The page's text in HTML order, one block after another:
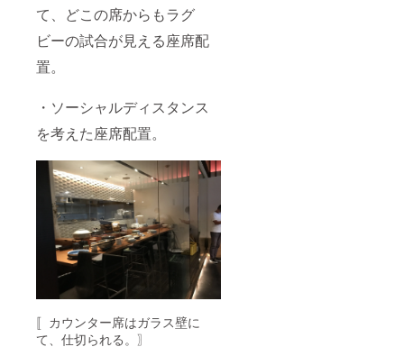
て、どこの席からもラグ
ビーの試合が見える座席配
置。
・ソーシャルディスタンス
を考えた座席配置。
〚カウンター席はガラス壁に
て、仕切られる。〗